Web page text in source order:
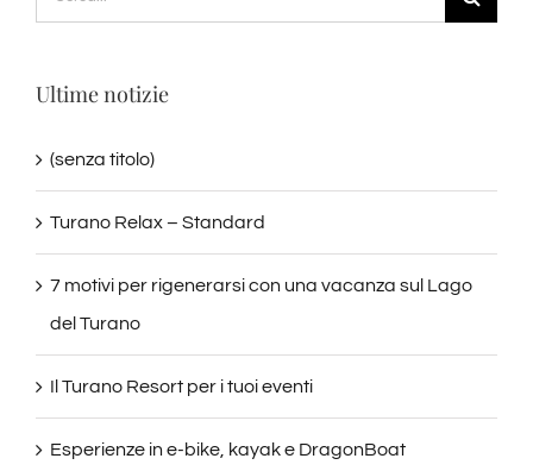
per:
Ultime notizie
(senza titolo)
Turano Relax – Standard
7 motivi per rigenerarsi con una vacanza sul Lago
del Turano
Il Turano Resort per i tuoi eventi
Esperienze in e-bike, kayak e DragonBoat